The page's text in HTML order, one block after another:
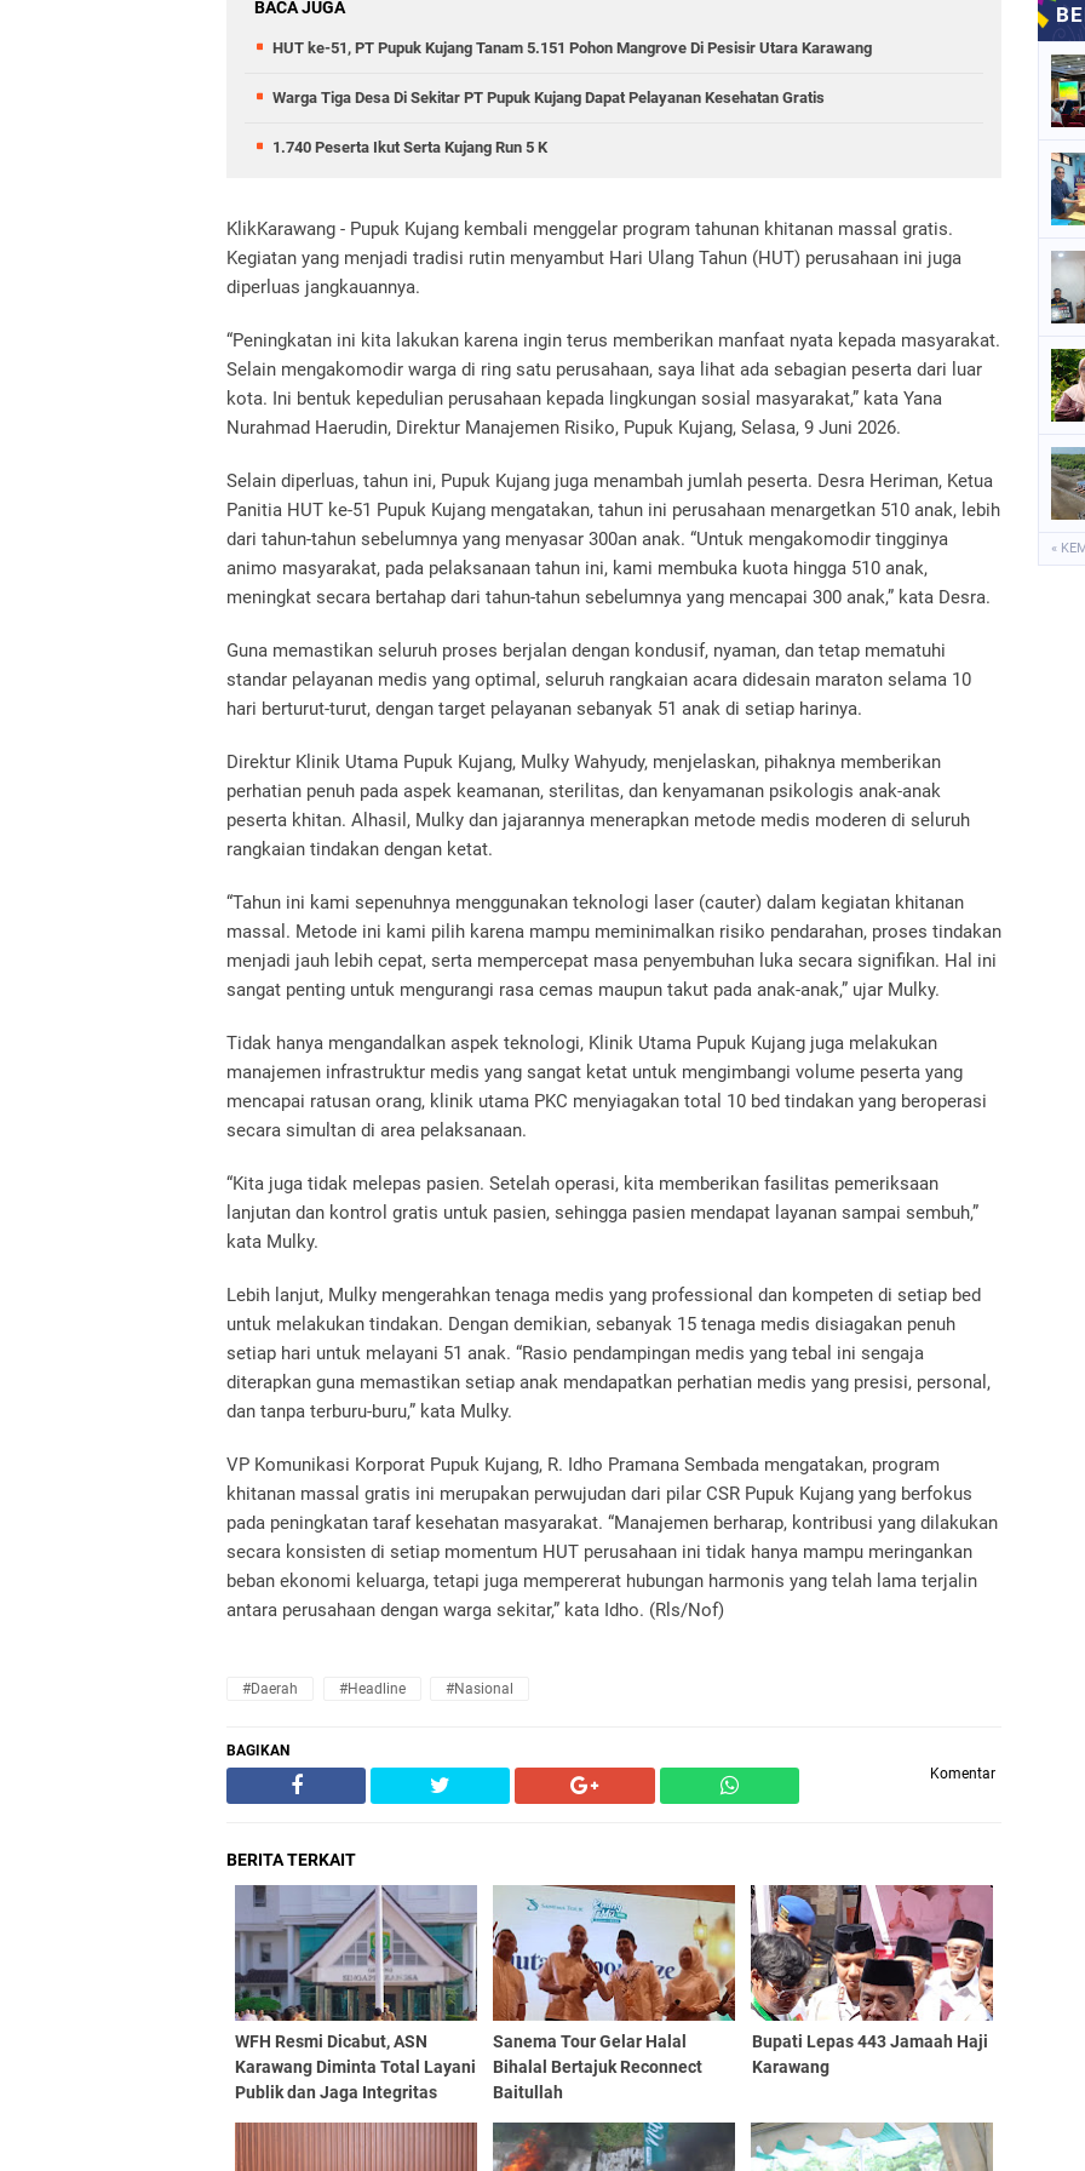
BACA JUGA
HUT ke-51, PT Pupuk Kujang Tanam 5.151 Pohon Mangrove Di Pesisir Utara Karawang
Warga Tiga Desa Di Sekitar PT Pupuk Kujang Dapat Pelayanan Kesehatan Gratis
1.740 Peserta Ikut Serta Kujang Run 5 K
KlikKarawang - Pupuk Kujang kembali menggelar program tahunan khitanan massal gratis.
Kegiatan yang menjadi tradisi rutin menyambut Hari Ulang Tahun (HUT) perusahaan ini juga
diperluas jangkauannya.
“Peningkatan ini kita lakukan karena ingin terus memberikan manfaat nyata kepada masyarakat.
Selain mengakomodir warga di ring satu perusahaan, saya lihat ada sebagian peserta dari luar
kota. Ini bentuk kepedulian perusahaan kepada lingkungan sosial masyarakat,” kata Yana
Nurahmad Haerudin, Direktur Manajemen Risiko, Pupuk Kujang, Selasa, 9 Juni 2026.
Selain diperluas, tahun ini, Pupuk Kujang juga menambah jumlah peserta. Desra Heriman, Ketua
Panitia HUT ke-51 Pupuk Kujang mengatakan, tahun ini perusahaan menargetkan 510 anak, lebih
dari tahun-tahun sebelumnya yang menyasar 300an anak. “Untuk mengakomodir tingginya
animo masyarakat, pada pelaksanaan tahun ini, kami membuka kuota hingga 510 anak,
meningkat secara bertahap dari tahun-tahun sebelumnya yang mencapai 300 anak,” kata Desra.
Guna memastikan seluruh proses berjalan dengan kondusif, nyaman, dan tetap mematuhi
standar pelayanan medis yang optimal, seluruh rangkaian acara didesain maraton selama 10
hari berturut-turut, dengan target pelayanan sebanyak 51 anak di setiap harinya.
Direktur Klinik Utama Pupuk Kujang, Mulky Wahyudy, menjelaskan, pihaknya memberikan
perhatian penuh pada aspek keamanan, sterilitas, dan kenyamanan psikologis anak-anak
peserta khitan. Alhasil, Mulky dan jajarannya menerapkan metode medis moderen di seluruh
rangkaian tindakan dengan ketat.
“Tahun ini kami sepenuhnya menggunakan teknologi laser (cauter) dalam kegiatan khitanan
massal. Metode ini kami pilih karena mampu meminimalkan risiko pendarahan, proses tindakan
menjadi jauh lebih cepat, serta mempercepat masa penyembuhan luka secara signifikan. Hal ini
sangat penting untuk mengurangi rasa cemas maupun takut pada anak-anak,” ujar Mulky.
Tidak hanya mengandalkan aspek teknologi, Klinik Utama Pupuk Kujang juga melakukan
manajemen infrastruktur medis yang sangat ketat untuk mengimbangi volume peserta yang
mencapai ratusan orang, klinik utama PKC menyiagakan total 10 bed tindakan yang beroperasi
secara simultan di area pelaksanaan.
“Kita juga tidak melepas pasien. Setelah operasi, kita memberikan fasilitas pemeriksaan
lanjutan dan kontrol gratis untuk pasien, sehingga pasien mendapat layanan sampai sembuh,”
kata Mulky.
Lebih lanjut, Mulky mengerahkan tenaga medis yang professional dan kompeten di setiap bed
untuk melakukan tindakan. Dengan demikian, sebanyak 15 tenaga medis disiagakan penuh
setiap hari untuk melayani 51 anak. “Rasio pendampingan medis yang tebal ini sengaja
diterapkan guna memastikan setiap anak mendapatkan perhatian medis yang presisi, personal,
dan tanpa terburu-buru,” kata Mulky.
VP Komunikasi Korporat Pupuk Kujang, R. Idho Pramana Sembada mengatakan, program
khitanan massal gratis ini merupakan perwujudan dari pilar CSR Pupuk Kujang yang berfokus
pada peningkatan taraf kesehatan masyarakat. “Manajemen berharap, kontribusi yang dilakukan
secara konsisten di setiap momentum HUT perusahaan ini tidak hanya mampu meringankan
beban ekonomi keluarga, tetapi juga mempererat hubungan harmonis yang telah lama terjalin
antara perusahaan dengan warga sekitar,” kata Idho. (Rls/Nof)
#daerah #headline #nasional
BAGIKAN
Komentar
BERITA TERKAIT
WFH Resmi Dicabut, ASN
Karawang Diminta Total Layani
Publik dan Jaga Integritas
Sanema Tour Gelar Halal
Bihalal Bertajuk Reconnect
Baitullah
Bupati Lepas 443 Jamaah Haji
Karawang
«